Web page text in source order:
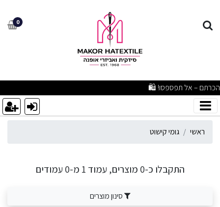
גומי קישוט 0
איכותיים ברמה שלא הכרתם – אל תפספסו! 🛍️
ראשי גומי קישוט
התקבלו כ-0 מוצרים, עמוד 1 מ-0 עמודים
סינון מוצרים